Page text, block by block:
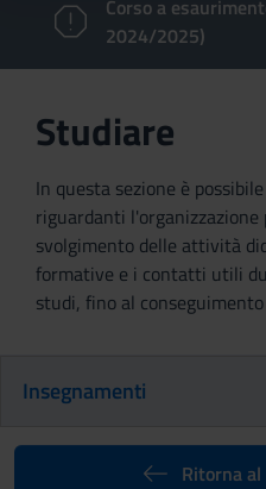
Corso a
2024/2025)
Studiare
In questa sezione è
riguardanti l'organizzazione
svolgimento delle attività
formative e i contatti utili
studi, fino al
Insegnamenti
Ritorna